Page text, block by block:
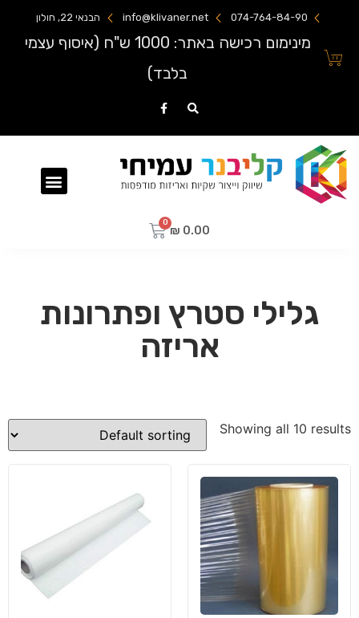
074-764-84-90
info@klivaner.net הבנאי 22, חולון
מינימום רכישה באתר: 1000 ש"ח (איסוף עצמי
בלבד)
₪ 0.00
גלילי סטרץ ופתרונות
אריזה
Showing all 10 results